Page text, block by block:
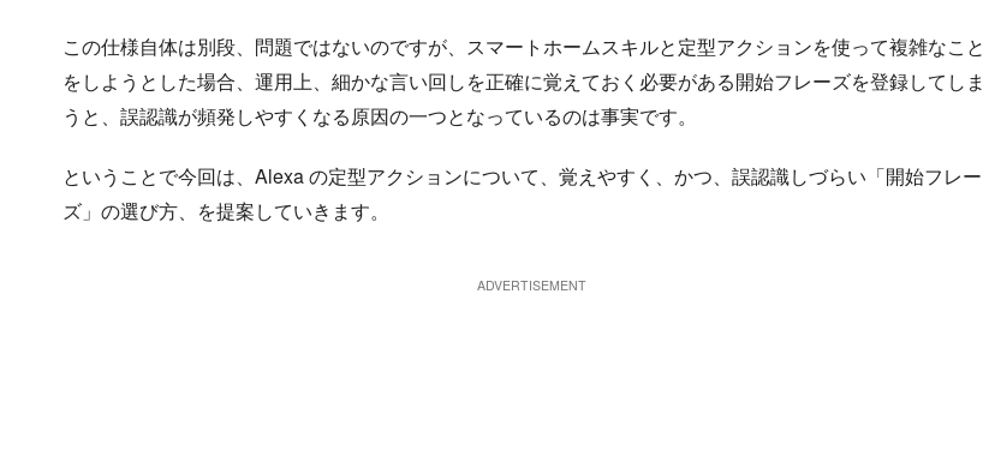
この仕様自体は別段、問題ではないのですが、スマートホームスキルと定型アクションを使って複雑なこと
をしようとした場合、運用上、細かな言い回しを正確に覚えておく必要がある開始フレーズを登録してしま
うと、誤認識が頻発しやすくなる原因の一つとなっているのは事実です。
ということで今回は、Alexa の定型アクションについて、覚えやすく、かつ、誤認識しづらい「開始フレー
ズ」の選び方、を提案していきます。